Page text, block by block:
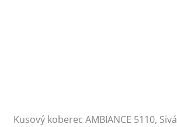
Kusový koberec AMBIANCE 5110, Sivá